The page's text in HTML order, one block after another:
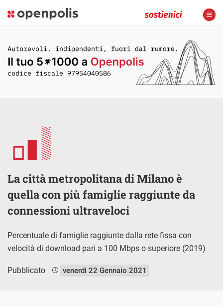
La città metropolitana di Milano è
quella con più famiglie raggiunte da
connessioni ultraveloci
Percentuale di famiglie raggiunte dalla rete fissa con
velocità di download pari a 100 Mbps o superiore (2019)
Pubblicato venerdì 22 Gennaio 2021